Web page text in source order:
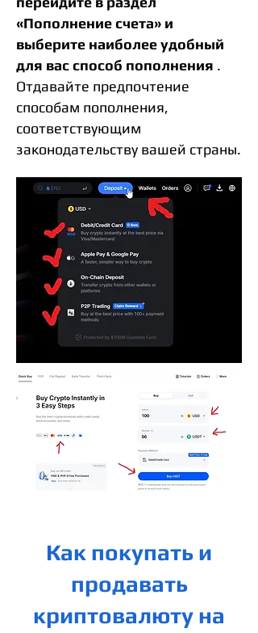
«Пополнение счета» и
выберите наиболее удобный
для вас способ пополнения .
Отдавайте предпочтение
способам пополнения,
соответствующим
законодательству вашей страны.
Как покупать и
продавать
криптовалюту на